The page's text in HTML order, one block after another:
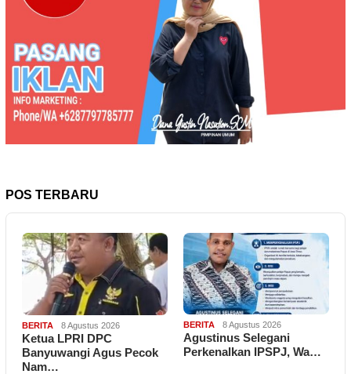
POS TERBARU
BERITA 8 Agustus 2026
Ketua LPRI DPC
Banyuwangi Agus Pecok
Nam…
BERITA 8 Agustus 2026
Agustinus Selegani
Perkenalkan IPSPJ, Wa…